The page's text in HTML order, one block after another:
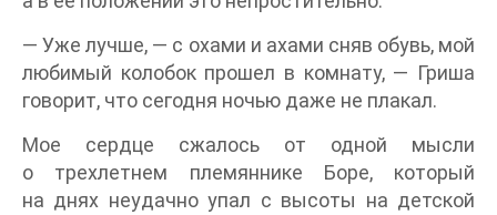
— Уже лучше, — с охами и ахами сняв обувь, мой
любимый колобок прошел в комнату, — Гриша
говорит, что сегодня ночью даже не плакал.
Мое сердце сжалось от одной мысли
о трехлетнем племяннике Боре, который
на днях неудачно упал с высоты на детской